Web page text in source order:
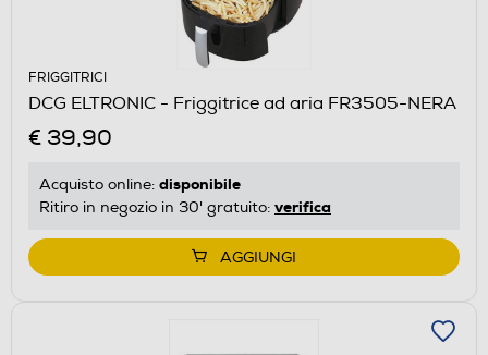
FRIGGITRICI
DCG ELTRONIC - Friggitrice ad aria FR3505-NERA
€ 39,90
Acquisto online: disponibile
Ritiro in negozio in 30' gratuito: verifica
AGGIUNGI